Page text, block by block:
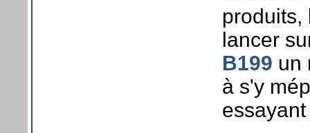
produits,
lancer
B199 un
à s'y